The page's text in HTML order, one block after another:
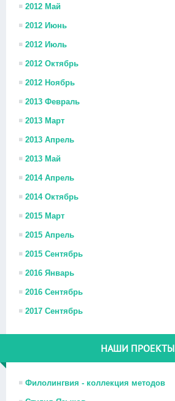
2012 Май
2012 Июнь
2012 Июль
2012 Октябрь
2012 Ноябрь
2013 Февраль
2013 Март
2013 Апрель
2013 Май
2014 Апрель
2014 Октябрь
2015 Март
2015 Апрель
2015 Сентябрь
2016 Январь
2016 Сентябрь
2017 Сентябрь
НАШИ ПРОЕКТЫ
Филолингвия - коллекция методов